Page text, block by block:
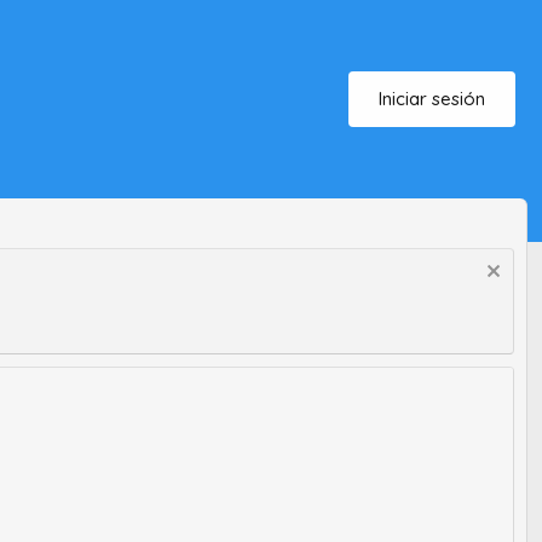
Iniciar sesión